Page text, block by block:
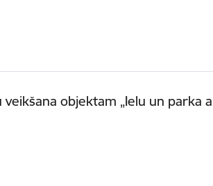
objektam „Ielu un parka